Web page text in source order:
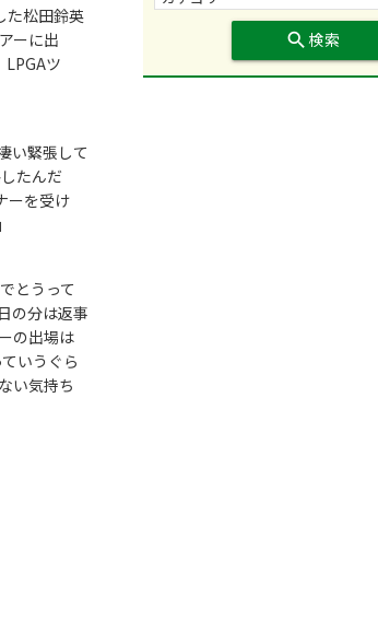
た松田鈴英
ーに出
ツ
い緊張して
たんだ
ーを受け
とうって
の分は返事
の出場は
いうぐら
い気持ち
search 検索